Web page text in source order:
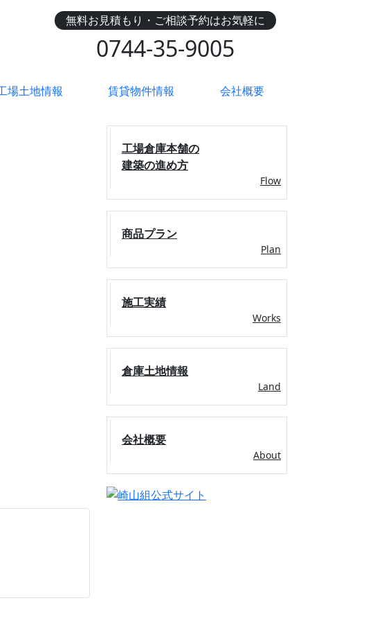
無料お見積もり・ご相談予約はお気軽に
0744-35-9005
場土地情報 賃貸物件情報 会社概要
https://koujo-soukohonpo.com/detail.html?id=206
工場倉庫本舗の
建築の進め方
Flow
商品プラン
Plan
施工実績
Works
倉庫土地情報
Land
会社概要
About